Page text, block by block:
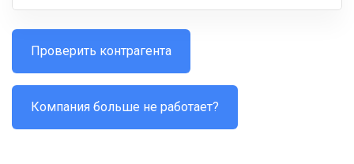
Проверить контрагента
Компания больше не работает?